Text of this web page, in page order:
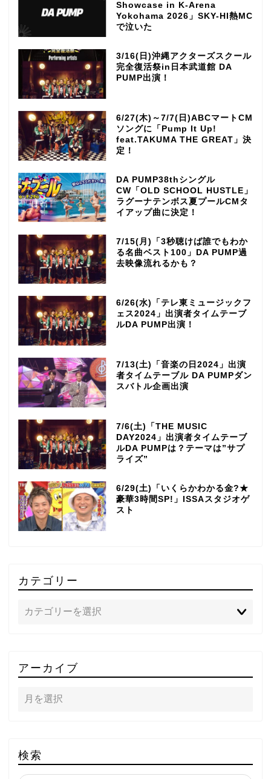
Showcase in K-Arena
Yokohama 2026」SKY-HI熱MC
で泣いた
3/16(日)沖縄アクターズスクール
完全復活祭in日本武道館 DA
PUMP出演！
6/27(木)～7/7(日)ABCマートCM
ソングに「Pump It Up!
feat.TAKUMA THE GREAT」決
定！
DA PUMP38thシングル
CW「OLD SCHOOL HUSTLE」
ラグーナテンボス夏プールCMタ
イアップ曲に決定！
7/15(月)「3秒聴けば誰でもわか
る名曲ベスト100」DA PUMP過
去映像流れるかも？
6/26(水)「テレ東ミュージックフ
ェス2024」出演者タイムテーブ
ルDA PUMP出演！
7/13(土)「音楽の日2024」出演
者タイムテーブル DA PUMPダン
スバトル企画出演
7/6(土)「THE MUSIC
DAY2024」出演者タイムテーブ
ルDA PUMPは？テーマは”サプ
ライズ”
6/29(土)「いくらかわかる金?★
豪華3時間SP!」ISSAスタジオゲ
スト
カテゴリー
アーカイブ
検索
～DA PUMP YORIの晴れ
ばれラジオ～